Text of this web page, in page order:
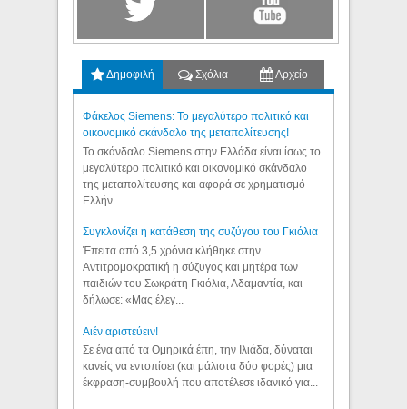
Δημοφιλή Σχόλια Αρχείο
Φάκελος Siemens: Το μεγαλύτερο πολιτικό και
οικονομικό σκάνδαλο της μεταπολίτευσης!
Το σκάνδαλο Siemens στην Ελλάδα είναι ίσως το
μεγαλύτερο πολιτικό και οικονομικό σκάνδαλο
της μεταπολίτευσης και αφορά σε χρηματισμό
Ελλήν...
Συγκλονίζει η κατάθεση της συζύγου του Γκιόλια
Έπειτα από 3,5 χρόνια κλήθηκε στην
Αντιτρομοκρατική η σύζυγος και μητέρα των
παιδιών του Σωκράτη Γκιόλια, Αδαμαντία, και
δήλωσε: «Μας έλεγ...
Aιέν αριστεύειν!
Σε ένα από τα Ομηρικά έπη, την Ιλιάδα, δύναται
κανείς να εντοπίσει (και μάλιστα δύο φορές) μια
έκφραση-συμβουλή που αποτέλεσε ιδανικό για...